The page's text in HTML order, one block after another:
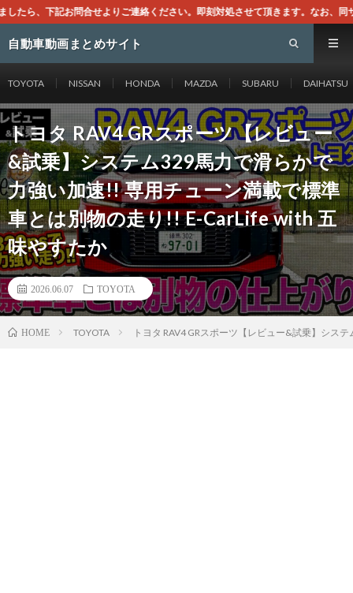
ください。即刻対処させて頂きます。なお、同サイトはGoogleアドセンスに
自動車動画まとめサイト
TOYOTA NISSAN HONDA MAZDA SUBARU DAIHATSU
トヨタ RAV4 GRスポーツ【レビュー
&試乗】システム329馬力で滑らかで
力強い加速!! 専用チューン満載で標準
車とは別物の走り!! E-CarLife with 五
味やすたか
2026.06.07 TOYOTA
HOME TOYOTA トヨタ RAV4 GRスポーツ【レビュー&試乗】シス